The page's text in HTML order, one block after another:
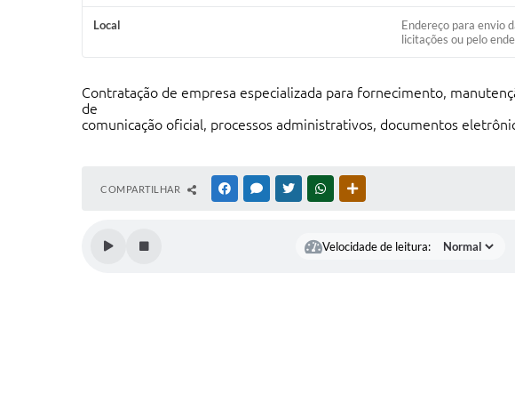
Local
Endereço para envio
licitações ou pelo
Contratação de empresa especializada para fornecimento,
de
comunicação oficial, processos administrativos, documentos
COMPARTILHAR FACEBOOKMESSENGER
TWITTERWHATSAPP
Velocidade de leitura: